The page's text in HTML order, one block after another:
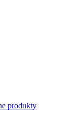
produkty